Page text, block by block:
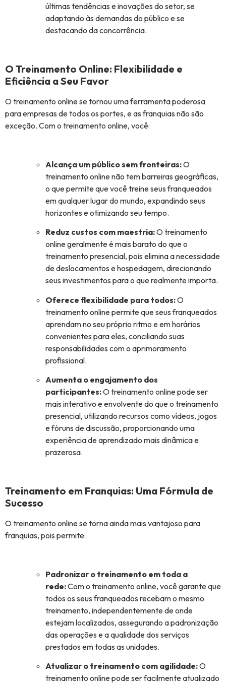
últimas tendências e inovações do setor, se
adaptando às demandas do público e se
destacando da concorrência.
O Treinamento Online: Flexibilidade e
Eficiência a Seu Favor
O treinamento online se tornou uma ferramenta poderosa
para empresas de todos os portes, e as franquias não são
exceção. Com o treinamento online, você:
Alcança um público sem fronteiras:O
treinamento online não tem barreiras geográficas,
o que permite que você treine seus franqueados
em qualquer lugar do mundo, expandindo seus
horizontes e otimizando seu tempo.
Reduz custos com maestria:O treinamento
online geralmente é mais barato do que o
treinamento presencial, pois elimina a necessidade
de deslocamentos e hospedagem, direcionando
seus investimentos para o que realmente importa.
Oferece flexibilidade para todos:O
treinamento online permite que seus franqueados
aprendam no seu próprio ritmo e em horários
convenientes para eles, conciliando suas
responsabilidades com o aprimoramento
profissional.
Aumenta o engajamento dos
participantes:O treinamento online pode ser
mais interativo e envolvente do que o treinamento
presencial, utilizando recursos como vídeos, jogos
e fóruns de discussão, proporcionando uma
experiência de aprendizado mais dinâmica e
prazerosa.
Treinamento em Franquias: Uma Fórmula de
Sucesso
O treinamento online se torna ainda mais vantajoso para
franquias, pois permite:
Padronizar o treinamento em toda a
rede:Com o treinamento online, você garante que
todos os seus franqueados recebam o mesmo
treinamento, independentemente de onde
estejam localizados, assegurando a padronização
das operações e a qualidade dos serviços
prestados em todas as unidades.
Atualizar o treinamento com agilidade:O
treinamento online pode ser facilmente atualizado